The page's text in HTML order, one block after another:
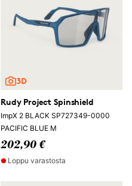
Rudy Project Spinshield
ImpX 2 BLACK SP727349-0000
PACIFIC BLUE M
202,90 €
Loppu varastosta